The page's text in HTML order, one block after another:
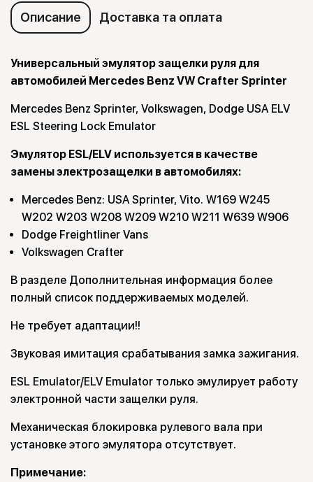
Описание Доставка та оплата
Универсальный эмулятор защелки руля для
автомобилей Mercedes Benz VW Crafter Sprinter
Mercedes Benz Sprinter, Volkswagen, Dodge USA ELV
ESL Steering Lock Emulator
Эмулятор ESL/ELV используется в качестве
замены электрозащелки в автомобилях:
Mercedes Benz: USA Sprinter, Vito. W169 W245
W202 W203 W208 W209 W210 W211 W639 W906
Dodge Freightliner Vans
Volkswagen Crafter
В разделе Дополнительная информация более
полный список поддерживаемых моделей.
Не требует адаптации!!
Звуковая имитация срабатывания замка зажигания.
ESL Emulator/ELV Emulator только эмулирует работу
электронной части защелки руля.
Механическая блокировка рулевого вала при
установке этого эмулятора отсутствует.
Примечание: